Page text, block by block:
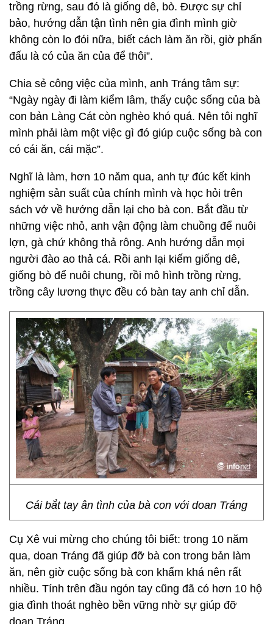
trồng rừng, sau đó là giống dê, bò. Được sự chỉ
bảo, hướng dẫn tận tình nên gia đình mình giờ
không còn lo đói nữa, biết cách làm ăn rồi, giờ phấn
đấu là có của ăn của để thôi”.
Chia sẻ công việc của mình, anh Tráng tâm sự:
“Ngày ngày đi làm kiểm lâm, thấy cuộc sống của bà
con bản Làng Cát còn nghèo khó quá. Nên tôi nghĩ
mình phải làm một việc gì đó giúp cuộc sống bà con
có cái ăn, cái mặc”.
Nghĩ là làm, hơn 10 năm qua, anh tự đúc kết kinh
nghiệm sản suất của chính mình và học hỏi trên
sách vở về hướng dẫn lại cho bà con. Bắt đầu từ
những việc nhỏ, anh vận động làm chuồng để nuôi
lợn, gà chứ không thả rông. Anh hướng dẫn mọi
người đào ao thả cá. Rồi anh lại kiếm giống dê,
giống bò để nuôi chung, rồi mô hình trồng rừng,
trồng cây lương thực đều có bàn tay anh chỉ dẫn.
Cái bắt tay ân tình của bà con với doan Tráng
Cụ Xê vui mừng cho chúng tôi biết: trong 10 năm
qua, doan Tráng đã giúp đỡ bà con trong bản làm
ăn, nên giờ cuộc sống bà con khấm khá nên rất
nhiều. Tính trên đầu ngón tay cũng đã có hơn 10 hộ
gia đình thoát nghèo bền vững nhờ sự giúp đỡ
doan Tráng.